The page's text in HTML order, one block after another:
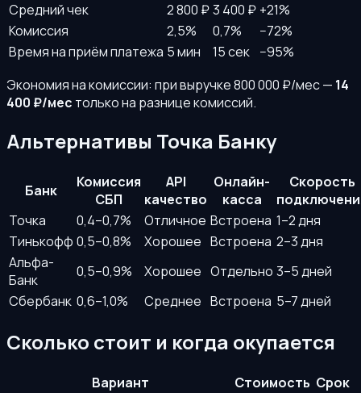
Средний чек
2 800 ₽3 400 ₽ +21%
Комиссия
2,5% 0,7%
−72%
Время на приём платежа 5 мин 15 сек −95%
Экономия на комиссии: при выручке 800 000 ₽/мес — 14
400 ₽/мес только на разнице комиссий.
Альтернативы Точка Банку
Банк
Комиссия
СБП
API
качество
Онлайн-
касса
Скорость
Точка
0,4–0,7% Отличное Встроена 1–2 дня
Тинькофф 0,5–0,8% Хорошее Встроена 2–3 дня
Альфа-
Банк
0,5–0,9% Хорошее Отдельно 3–5 дней
Сбербанк 0,6–1,0% Среднее Встроена 5–7 дней
Сколько стоит и когда окупается
Вариант Стоимость Срок